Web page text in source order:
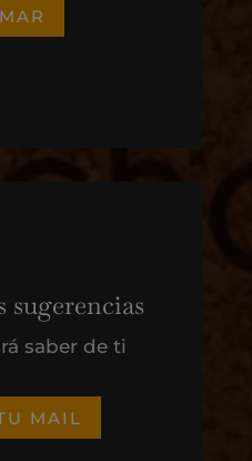
sugerencias
saber de ti
MAIL